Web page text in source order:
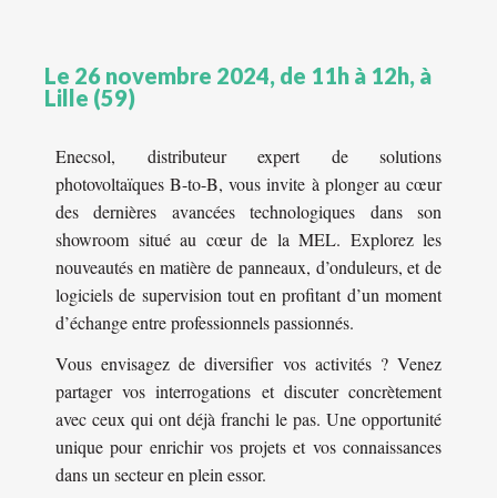
Le 26 novembre 2024, de 11h à 12h, à
Lille (59)
Enecsol, distributeur expert de solutions
photovoltaïques B-to-B, vous invite à plonger au cœur
des dernières avancées technologiques dans son
showroom situé au cœur de la MEL. Explorez les
nouveautés en matière de panneaux, d’onduleurs, et de
logiciels de supervision tout en profitant d’un moment
d’échange entre professionnels passionnés.
Vous envisagez de diversifier vos activités ? Venez
partager vos interrogations et discuter concrètement
avec ceux qui ont déjà franchi le pas. Une opportunité
unique pour enrichir vos projets et vos connaissances
dans un secteur en plein essor.